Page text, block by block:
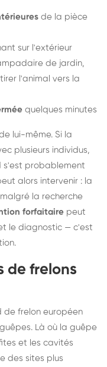
de la pièce
sur l'extérieur
de jardin,
l'animal vers la
quelques minutes
lui-même. Si la
plusieurs individus,
s'est probablement
alors intervenir : la
la recherche
forfaitaire peut
le diagnostic — c'est
de frelons
de frelon européen
Là où la guêpe
et les cavités
des sites plus